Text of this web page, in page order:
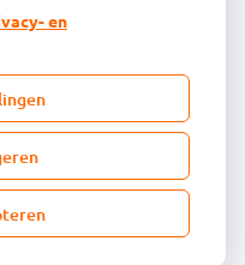
uw
en